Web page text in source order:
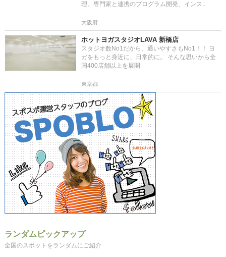
理。専門家と連携のプログラム開発、インス..
大阪府
ホットヨガスタジオLAVA 新橋店
スタジオ数No1だから、通いやすさもNo1！！ ヨ
ガをもっと身近に、日常的に。 そんな思いから全
国400店舗以上を展開
東京都
ランダムピックアップ
全国のスポットをランダムにご紹介